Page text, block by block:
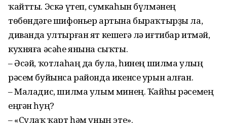
ҡайтты. Эскә үтеп, сумкаһын бүлмәнең
төбөндәге шифоньер артына быраҡтырҙы ла,
диванда ултырған ят кешегә лә иғтибар итмәй,
кухняға әсәһе янына сыҡты.
– Әсәй, ҡотлаһаң да була, һинең шилма улың
рәсем буйынса районда икенсе урын алған.
– Маладис, шилма улым минең. Ҡайһы рәсемең
еңгән һуң?
– «Сулаҡ ҡарт һәм уның эте».